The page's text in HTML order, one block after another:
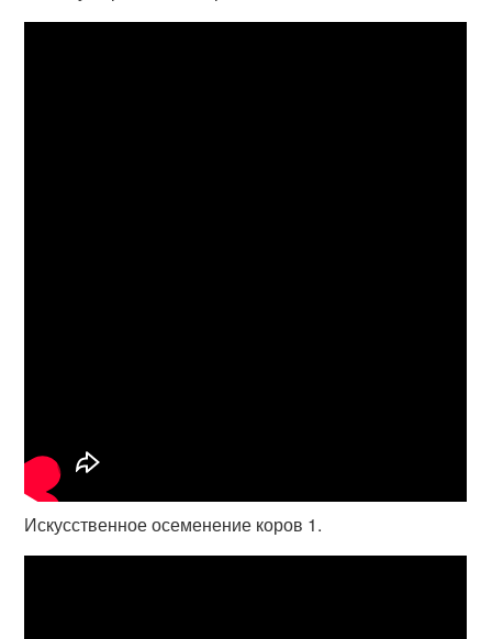
Искусственное осеменение коров 1.